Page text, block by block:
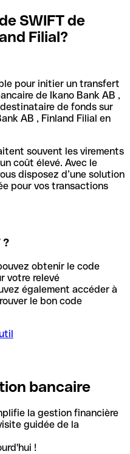
SWIFT de
Filial?
pour initier un transfert
de Ikano Bank AB ,
de fonds sur
AB , Finland Filial en
souvent les virements
coût élevé. Avec le
disposez d’une solution
pour vos transactions
?
obtenir le code
votre relevé
également accéder à
le bon code
bancaire
la gestion financière
guidée de la
!